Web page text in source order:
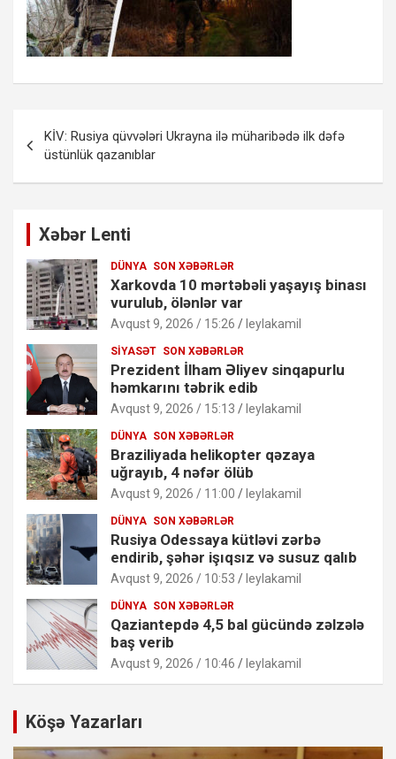
Yazı
naviqasiyası
KİV: Rusiya qüvvələri Ukrayna ilə müharibədə ilk dəfə
üstünlük qazanıblar
Xəbər Lenti
DÜNYA SON XƏBƏRLƏR
Xarkovda 10 mərtəbəli yaşayış binası
vurulub, ölənlər var
Avqust 9, 2026 / 15:26 leylakamil
SIYASƏT SON XƏBƏRLƏR
Prezident İlham Əliyev sinqapurlu
həmkarını təbrik edib
Avqust 9, 2026 / 15:13 leylakamil
DÜNYA SON XƏBƏRLƏR
Braziliyada helikopter qəzaya
uğrayıb, 4 nəfər ölüb
Avqust 9, 2026 / 11:00 leylakamil
DÜNYA SON XƏBƏRLƏR
Rusiya Odessaya kütləvi zərbə
endirib, şəhər işıqsız və susuz qalıb
Avqust 9, 2026 / 10:53 leylakamil
DÜNYA SON XƏBƏRLƏR
Qaziantepdə 4,5 bal gücündə zəlzələ
baş verib
Avqust 9, 2026 / 10:46 leylakamil
Köşə Yazarları